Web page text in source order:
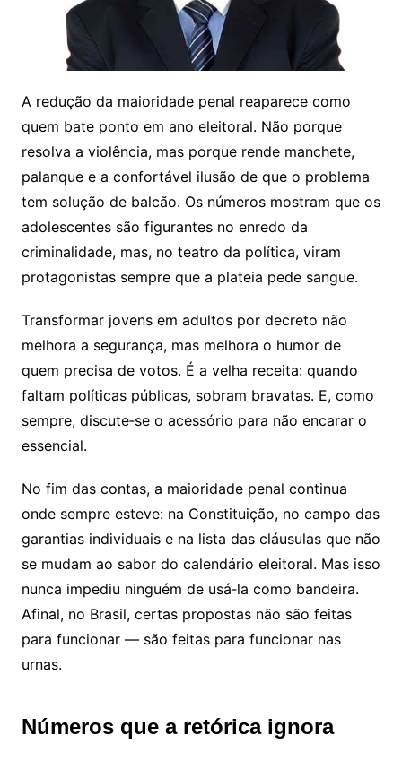
A redução da maioridade penal reaparece como
quem bate ponto em ano eleitoral. Não porque
resolva a violência, mas porque rende manchete,
palanque e a confortável ilusão de que o problema
tem solução de balcão. Os números mostram que os
adolescentes são figurantes no enredo da
criminalidade, mas, no teatro da política, viram
protagonistas sempre que a plateia pede sangue.
Transformar jovens em adultos por decreto não
melhora a segurança, mas melhora o humor de
quem precisa de votos. É a velha receita: quando
faltam políticas públicas, sobram bravatas. E, como
sempre, discute‑se o acessório para não encarar o
essencial.
No fim das contas, a maioridade penal continua
onde sempre esteve: na Constituição, no campo das
garantias individuais e na lista das cláusulas que não
se mudam ao sabor do calendário eleitoral. Mas isso
nunca impediu ninguém de usá‑la como bandeira.
Afinal, no Brasil, certas propostas não são feitas
para funcionar — são feitas para funcionar nas
urnas.
Números que a retórica ignora